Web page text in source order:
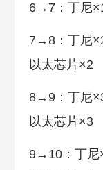
6→7：丁尼
7→8：丁尼
以太芯片×2
8→9：丁尼
以太芯片×3
9→10：丁尼